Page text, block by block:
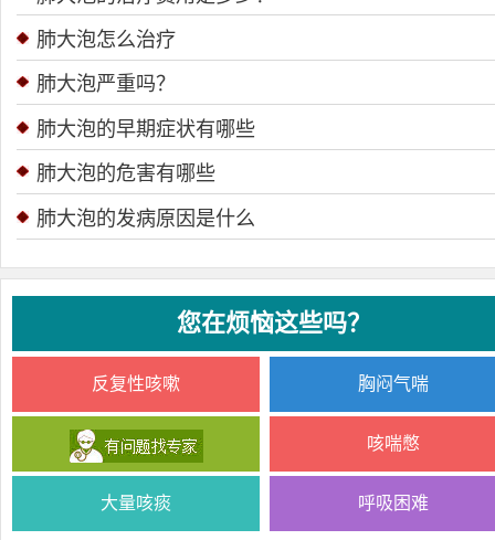
肺大泡怎么治疗
肺大泡严重吗？
肺大泡的早期症状有哪些
肺大泡的危害有哪些
肺大泡的发病原因是什么
您在烦恼这些吗？
反复性咳嗽 胸闷气喘
咳喘憋
呼吸困难
大量咳痰